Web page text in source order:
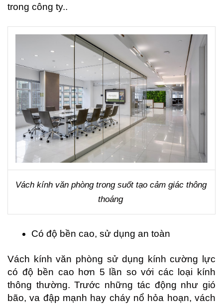
trong công ty..
Vách kính văn phòng trong suốt tạo cảm giác thông
thoáng
Có độ bền cao, sử dụng an toàn
Vách kính văn phòng sử dụng kính cường lực
có độ bền cao hơn 5 lần so với các loại kính
thông thường. Trước những tác động như gió
bão, va đập mạnh hay cháy nổ hỏa hoạn, vách